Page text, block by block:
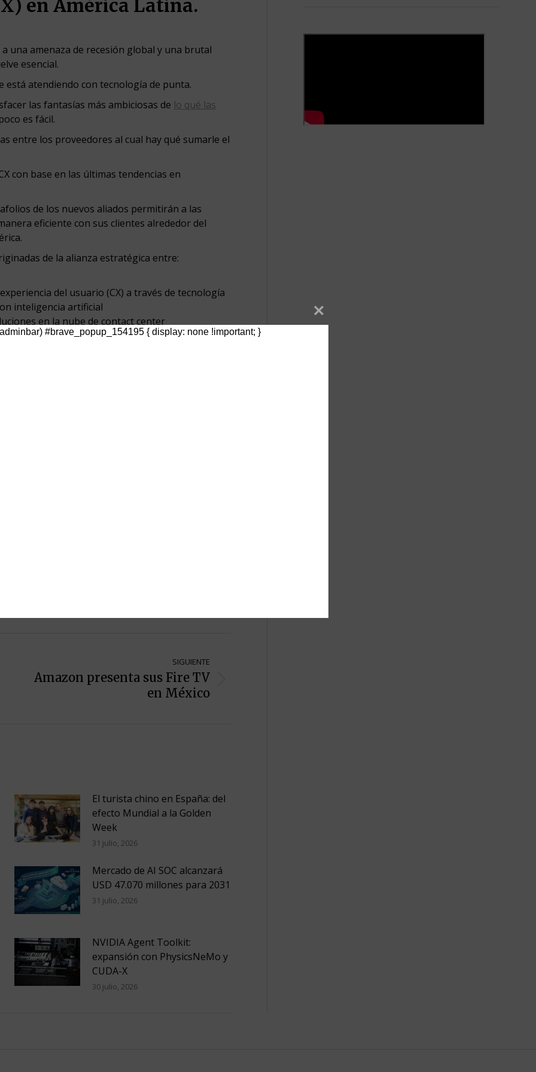
en América Latina.
una amenaza de recesión global y una brutal
esencial.
está atendiendo con tecnología de punta.
las fantasías más ambiciosas de lo qué las
es fácil.
entre los proveedores al cual hay qué sumarle el
con base en las últimas tendencias en
de los nuevos aliados permitirán a las
eficiente con sus clientes alrededor del
de la alianza estratégica entre:
del usuario (CX) a través de tecnología
inteligencia artificial
en la nube de contact center
Five9 y MCM Telecom, por medio de XTT
redefinir el mercado de las soluciones
como en los centros de contacto gracias
de las redes de MCM.
XTT-MCM a las nuevas tendencias
contacto, creando una oferta en tecnología,
la tecnología y la creatividad. Editora de The
HAP GROUP
SIGUIENTE
Siguiente
Amazon presenta sus Fire TV
en México
El turista chino en España: del
efecto Mundial a la Golden
Week
31 julio, 2026
Mercado de AI SOC alcanzará
USD 47.070 millones para 2031
31 julio, 2026
NVIDIA Agent Toolkit:
expansión con PhysicsNeMo y
CUDA-X
30 julio, 2026
#brave_popup_154195 { display: none !important; }